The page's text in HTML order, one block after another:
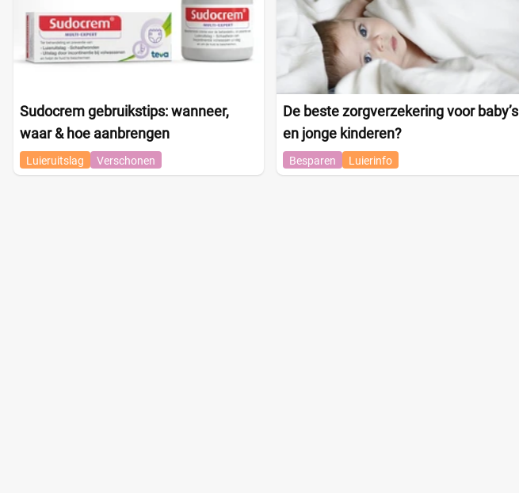
Sudocrem gebruikstips: wanneer,
waar & hoe aanbrengen
Luieruitslag Verschonen
De beste zorgverzekering voor baby’s
en jonge kinderen?
Besparen Luierinfo